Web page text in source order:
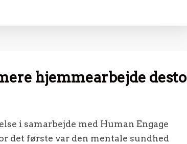
hjemmearbejde desto
i samarbejde med Human Engage
det første var den mentale sundhed